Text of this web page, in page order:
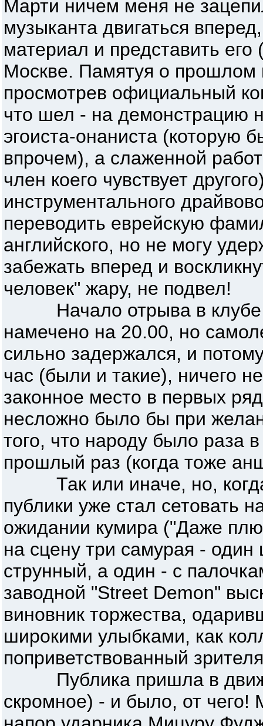
Марти ничем меня не
музыканта двигаться
материал и представить его
Москве. Памятуя о прошлом
просмотрев официальный
что шел - на демонстрацию
эгоиста-онаниста (которую
впрочем), а слаженной
член коего чувствует
инструментального
переводить еврейскую
английского, но не могу
забежать вперед и
человек" жару, не подвел!
Начало отрыва в клубе
намечено на 20.00, но
сильно задержался, и
час (были и такие), ничего
законное место в первых
несложно было бы при
того, что народу было раза
прошлый раз (когда тоже
Так или иначе, но, когда
публики уже стал сетовать
ожидании кумира ("Даже
на сцену три самурая -
струнный, а один - с
заводной "Street Demon"
виновник торжества,
широкими улыбками, как
поприветствованный
Публика пришла в
скромное) - и было, от